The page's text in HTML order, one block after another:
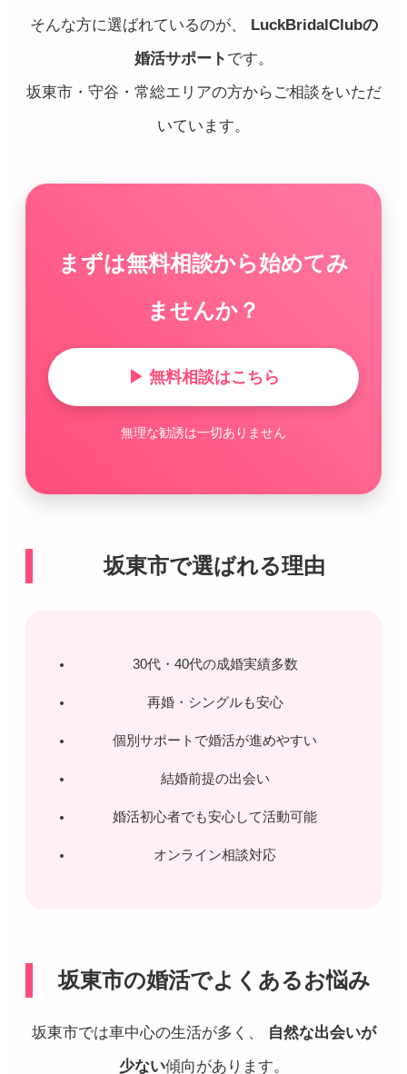
そんな方に選ばれているのが、
LuckBridalClubの
婚活サポート です。
坂東市・守谷・常総エリアの方からご相談をいただ
いています。
まずは無料相談から始めてみ
ませんか？
▶ 無料相談はこちら
無理な勧誘は一切ありません
坂東市で選ばれる理由
30代・40代の成婚実績多数
再婚・シングルも安心
個別サポートで婚活が進めやすい
結婚前提の出会い
婚活初心者でも安心して活動可能
オンライン相談対応
坂東市の婚活でよくあるお悩み
坂東市では車中心の生活が多く、
自然な出会いが
少ない傾向があります。